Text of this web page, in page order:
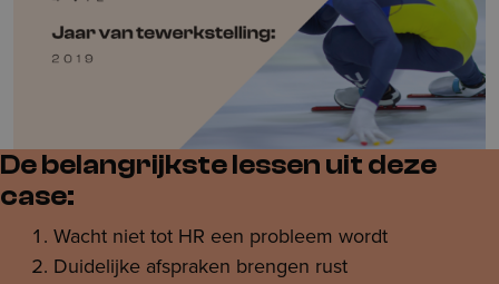
De belangrijkste lessen uit deze
case:
Wacht niet tot HR een probleem wordt
Duidelijke afspraken brengen rust